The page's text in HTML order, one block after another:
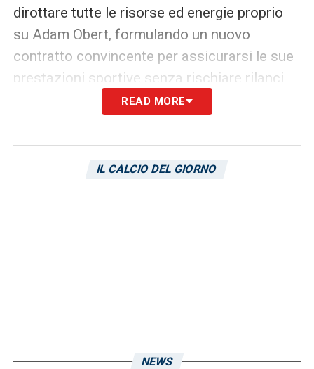
dirottare tutte le risorse ed energie proprio
su Adam Obert, formulando un nuovo
contratto convincente per assicurarsi le sue
prestazioni sportive senza rischiare rilanci.
READ MORE
IL CALCIO DEL GIORNO
NEWS